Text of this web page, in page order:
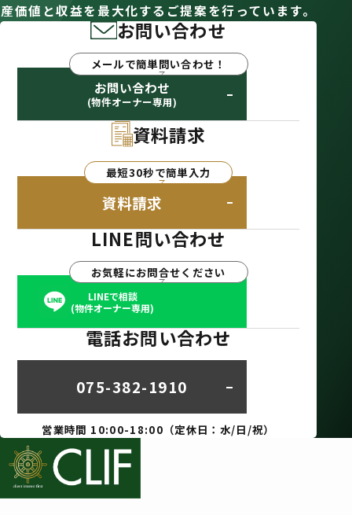
産価値と収益を最大化するご提案を行っています。
お問い合わせ
メールで簡単問い合わせ！
お問い合わせ
(物件オーナー専用)
資料請求
最短30秒で簡単入力
資料請求
LINE問い合わせ
お気軽にお問合せください
LINEで相談
(物件オーナー専用)
電話お問い合わせ
075-382-1910
営業時間 10:00-18:00（定休日：水/日/祝）